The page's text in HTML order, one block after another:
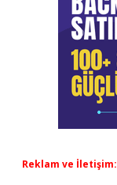
Reklam ve İletişim: